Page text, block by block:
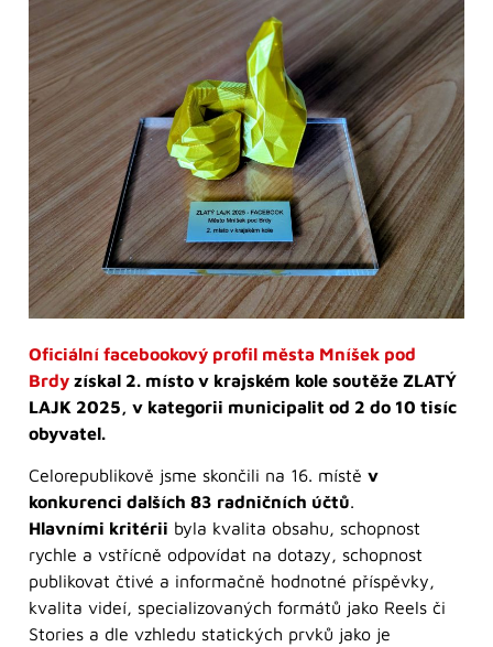
Oficiální facebookový profil města Mníšek pod
Brdy získal 2. místo v krajském kole soutěže ZLATÝ
LAJK 2025, v kategorii municipalit od 2 do 10 tisíc
obyvatel.
Celorepublikově jsme skončili na 16. místě v
konkurenci dalších 83 radničních účtů.
Hlavními kritérii byla kvalita obsahu, schopnost
rychle a vstřícně odpovídat na dotazy, schopnost
publikovat čtivé a informačně hodnotné příspěvky,
kvalita videí, specializovaných formátů jako Reels či
Stories a dle vzhledu statických prvků jako je